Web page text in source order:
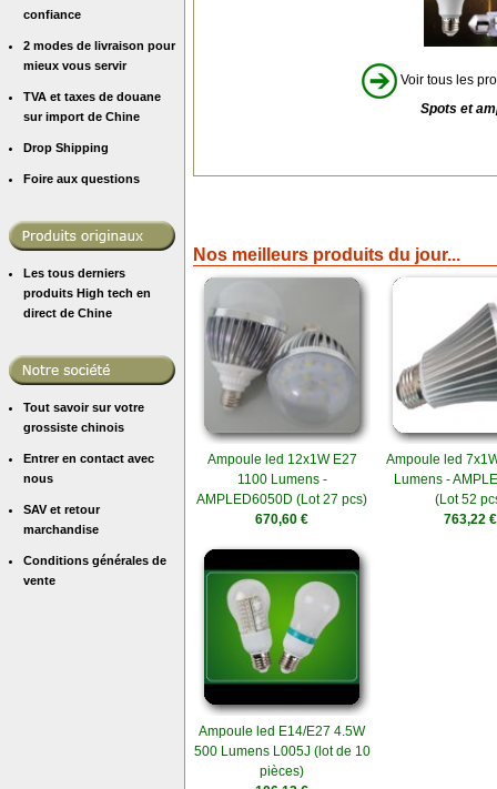
confiance
2 modes de livraison pour
mieux vous servir
TVA et taxes de douane
sur import de Chine
Drop Shipping
Foire aux questions
Les tous derniers
produits High tech en
direct de Chine
Tout savoir sur votre
grossiste chinois
Entrer en contact avec
nous
SAV et retour
marchandise
Conditions générales de
vente
Voir tous les
Spots et
Nos meilleurs produits du jour...
Ampoule led 12x1W E27
1100 Lumens -
AMPLED6050D (Lot 27 pcs)
670,60 €
Ampoule led
Lumens -
(Lot 52
763,22 €
Ampoule led E14/E27 4.5W
500 Lumens L005J (lot de 10
pièces)